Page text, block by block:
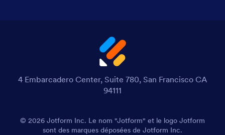
4 Embarcadero Center, Suite 780, San Francisco CA
94111
© 2026 Jotform Inc. Le nom "Jotform" et le logo Jotform
sont des marques déposées de Jotform Inc.